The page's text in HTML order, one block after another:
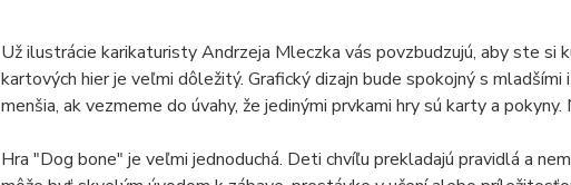
Už ilustrácie karikaturisty Andrzeja Mleczka vás povzbudzujú, aby ste si
kartových hier je veľmi dôležitý. Grafický dizajn bude spokojný s
menšia, ak vezmeme do úvahy, že jedinými prvkami hry sú karty a
Hra "Dog bone" je veľmi jednoduchá. Deti chvíľu prekladajú pravidlá a